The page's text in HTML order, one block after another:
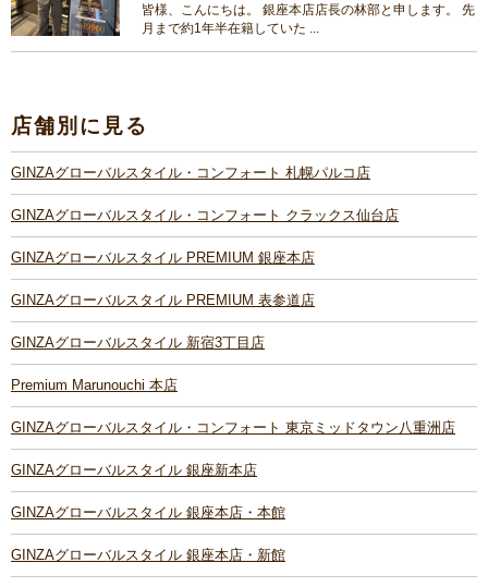
皆様、こんにちは。 銀座本店店長の林部と申します。 先
月まで約1年半在籍していた ...
店舗別に見る
GINZAグローバルスタイル・コンフォート 札幌パルコ店
GINZAグローバルスタイル・コンフォート クラックス仙台店
GINZAグローバルスタイル PREMIUM 銀座本店
GINZAグローバルスタイル PREMIUM 表参道店
GINZAグローバルスタイル 新宿3丁目店
Premium Marunouchi 本店
GINZAグローバルスタイル・コンフォート 東京ミッドタウン八重洲店
GINZAグローバルスタイル 銀座新本店
GINZAグローバルスタイル 銀座本店・本館
GINZAグローバルスタイル 銀座本店・新館